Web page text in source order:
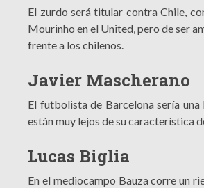
El zurdo será titular contra Chile,
Mourinho en el United, pero de ser
frente a los chilenos.
Javier Mascherano
El futbolista de Barcelona sería
están muy lejos de su característica
Lucas Biglia
En el mediocampo Bauza corre un